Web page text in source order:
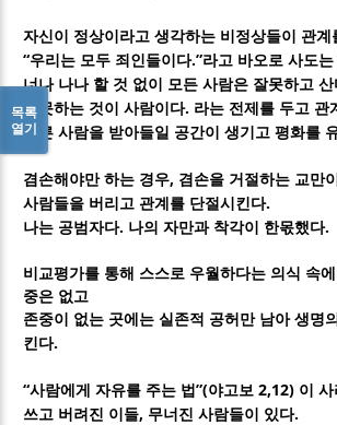
자신이 정상이라고 생각하는 비정상들이 관계
“우리는 모두 죄인들이다.”라고 바오로 사도
너나 나나 할 것 없이 모든 사람은 잘못하고 산
잘못하는 것이 사람이다. 라는 전제를 두고 관
다른 사람을 받아들일 공간이 생기고 평화를
겸손해야만 하는 경우, 겸손을 거절하는 교만이
사람들을 버리고 관계를 단절시킨다.
나는 공범자다. 나의 자만과 착각이 한몫했다.
비교평가를 통해 스스로 우월하다는 의식 속
중은 없고
존중이 없는 곳에는 실존적 공허만 남아 생명
킨다.
“사람에게 자유를 주는 법”(야고보2,12) 이
쓰고 버려진 이들, 무너진 사람들이 있다.
목록
열기